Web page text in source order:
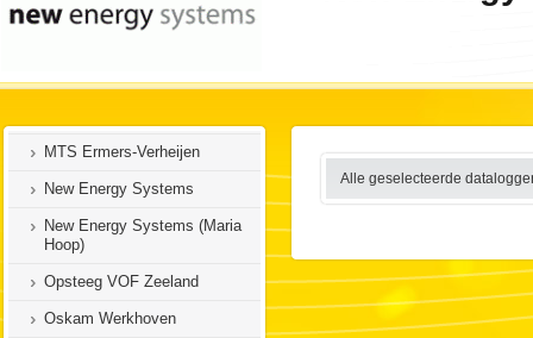
MTS van Lenthe en Arauz
MTS van Renselaar
MTS Ermers-Verheijen
New Energy Systems
New Energy Systems (Maria
Hoop)
Opsteeg VOF Zeeland
Oskam Werkhoven
Alle geselecteerde